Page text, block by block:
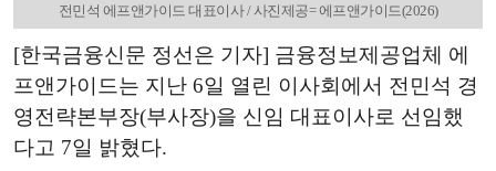
전민석 에프앤가이드 대표이사 / 사진제공= 에프앤가이드(2026)
[한국금융신문 정선은 기자] 금융정보제공업체 에
프앤가이드는 지난 6일 열린 이사회에서 전민석 경
영전략본부장(부사장)을 신임 대표이사로 선임했
다고 7일 밝혔다.